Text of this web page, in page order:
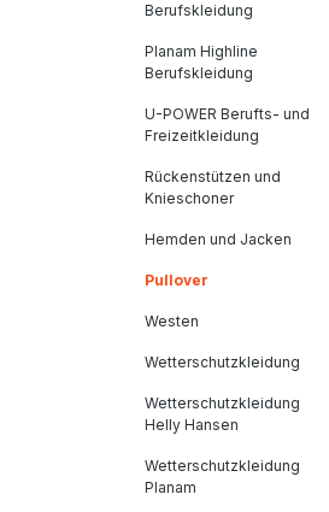
Berufskleidung
Planam Highline
Berufskleidung
U-POWER Berufts- und
Freizeitkleidung
Rückenstützen und
Knieschoner
Hemden und Jacken
Pullover
Westen
Wetterschutzkleidung
Wetterschutzkleidung
Helly Hansen
Wetterschutzkleidung
Planam